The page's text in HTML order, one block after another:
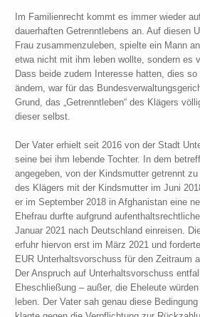
Im Familienrecht kommt es immer wieder
dauerhaften Getrenntlebens an. Auf diesen
Frau zusammenzuleben, spielte ein Mann
etwa nicht mit ihm leben wollte, sondern es
Dass beide zudem Interesse hatten, dies
ändern, war für das
Grund, das „Getrenntleben“ des Klägers
dieser selbst.
Der Vater erhielt seit 2016 von der Stadt
seine bei ihm lebende Tochter. In dem
angegeben, von der Kindsmutter getrennt
des Klägers mit der Kindsmutter im Juni
er im September 2018 in Afghanistan eine
Ehefrau durfte aufgrund
Januar 2021 nach Deutschland einreisen.
erfuhr hiervon erst im März 2021 und
EUR Unterhaltsvorschuss für den Zeitraum
Der Anspruch auf Unterhaltsvorschuss
Eheschließung – außer, die Eheleute
leben. Der Vater sah genau diese